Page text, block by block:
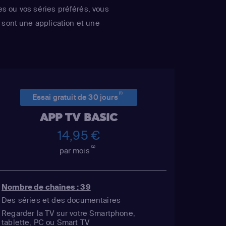
,Dan
Simpson /
/ Ralph
Hank
/ Comic
Grampa Simpson
Krusty the Clown
Moleman /
ou vos séries préférés, vous
sont une application et une
Essai gratuit de 30 jours(1)
APP TV BASIC
14,95 €
par mois(2)
Nombre de chaînes : 39
Des séries et des documentaires
Regarder la TV sur votre Smartphone,
tablette, PC ou Smart TV